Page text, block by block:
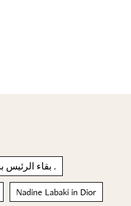
بقاء الرئيس بشار الأسد رئيساً للدولة السورية .
Nadine Labaki in Dior